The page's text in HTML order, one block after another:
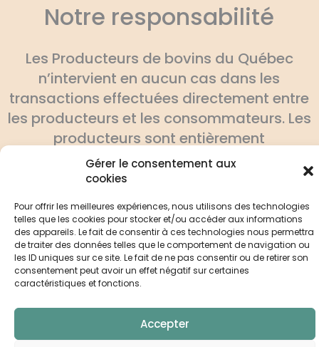
Gérer le consentement aux
cookies
Pour offrir les meilleures expériences, nous utilisons des technologies
telles que les cookies pour stocker et/ou accéder aux informations
des appareils. Le fait de consentir à ces technologies nous permettra
de traiter des données telles que le comportement de navigation ou
les ID uniques sur ce site. Le fait de ne pas consentir ou de retirer son
consentement peut avoir un effet négatif sur certaines
caractéristiques et fonctions.
Accepter
Notre responsabilité
Les Producteurs de bovins du Québec
n’intervient en aucun cas dans les
transactions effectuées directement entre
les producteurs et les consommateurs. Les
producteurs sont entièrement
responsables d’assurer la pleine
conformité de leurs produits aux normes
gouvernementales.